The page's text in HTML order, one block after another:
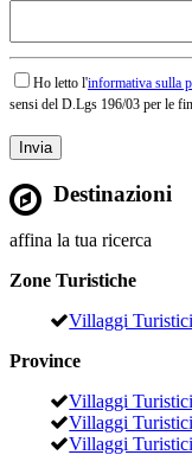
Ho letto l'informativa sulla
sensi del D.Lgs 196/03 per le
Destinazioni
affina la tua ricerca
Zone Turistiche
Villaggi
Province
Villaggi
Villaggi Turistici
Villaggi